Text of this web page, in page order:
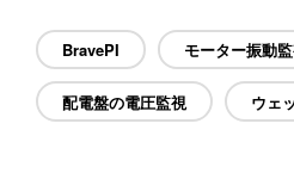
BravePI モーター振動
配電盤の電圧監視 ウェ